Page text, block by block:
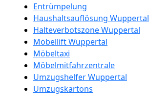
Entrümpelung
Haushaltsauflösung Wuppertal
Halteverbotszone Wuppertal
Möbellift Wuppertal
Möbeltaxi
Möbelmitfahrzentrale
Umzugshelfer Wuppertal
Umzugskartons